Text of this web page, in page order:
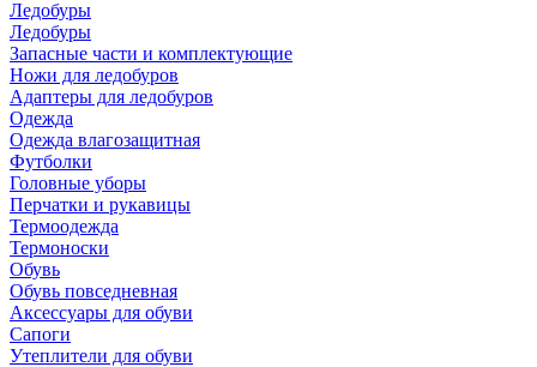
Ледобуры
Ледобуры
Запасные части и комплектующие
Ножи для ледобуров
Адаптеры для ледобуров
Одежда
Одежда влагозащитная
Футболки
Головные уборы
Перчатки и рукавицы
Термоодежда
Термоноски
Обувь
Обувь повседневная
Аксессуары для обуви
Сапоги
Утеплители для обуви